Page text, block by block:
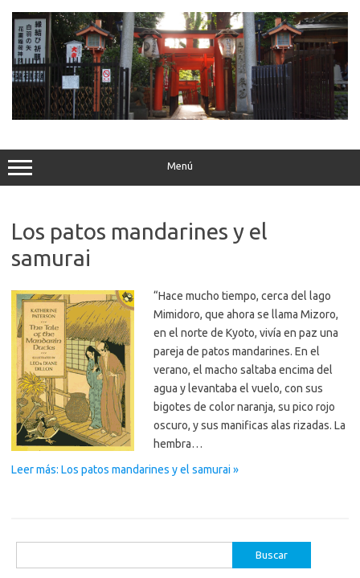
contenido
Menú
Los patos mandarines y el
samurai
“Hace mucho tiempo, cerca del lago
Mimidoro, que ahora se llama Mizoro,
en el norte de Kyoto, vivía en paz una
pareja de patos mandarines. En el
verano, el macho saltaba encima del
agua y levantaba el vuelo, con sus
bigotes de color naranja, su pico rojo
oscuro, y sus manificas alas rizadas. La
hembra…
Leer más: Los patos mandarines y el samurai »